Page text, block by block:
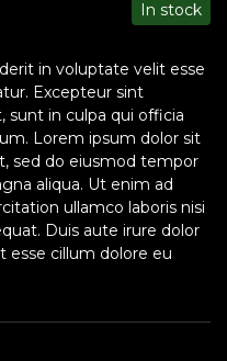
In stock
in voluptate velit esse
Excepteur sint
sunt in culpa qui officia
Lorem ipsum dolor sit
sed do eiusmod tempor
aliqua. Ut enim ad
ullamco laboris nisi
Duis aute irure dolor
esse cillum dolore eu